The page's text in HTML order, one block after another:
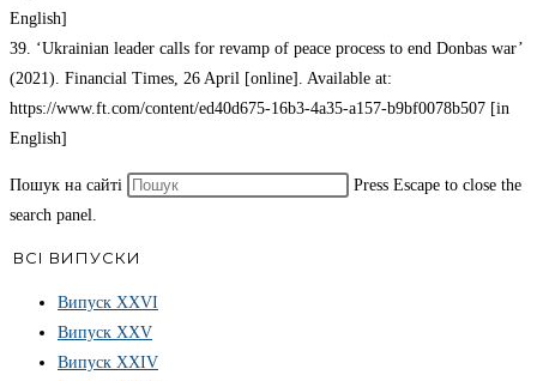
English]
39. ‘Ukrainian leader calls for revamp of peace process to end Donbas war’
(2021). Financial Times, 26 April [online]. Available at:
https://www.ft.com/content/ed40d675-16b3-4a35-a157-b9bf0078b507 [in
English]
Пошук на сайті
Press Escape to close the
search panel.
ВСІ ВИПУСКИ
Випуск ХХVІ
Випуск XXV
Випуск XXIV